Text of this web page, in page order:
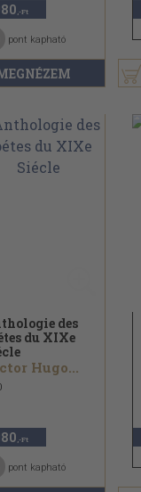
,-Ft
pont kapható
des
du XIXe
Hugo...
,-Ft
pont kapható